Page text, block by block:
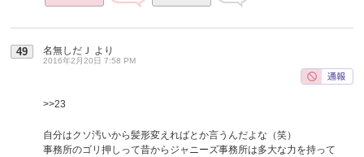
49 名無しだＪ より
2016年2月20日 7:58 PM
>>23
自分はクソ汚いから髪形変えればとか言うんだよな（笑）
事務所のゴリ押しって昔からジャニーズ事務所は多大な力を持って